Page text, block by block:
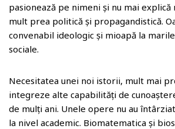
pasionează pe nimeni și nu mai explică
mult prea politică și propagandistică.
convenabil ideologic și mioapă la
sociale.
Necesitatea unei noi istorii, mult mai
integreze alte capabilități de
de mulți ani. Unele opere nu au
la nivel academic. Biomatematica și